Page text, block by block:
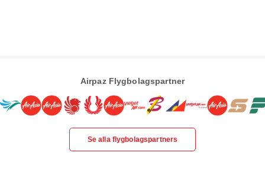
Airpaz Flygbolagspartner
Se alla flygbolagspartners